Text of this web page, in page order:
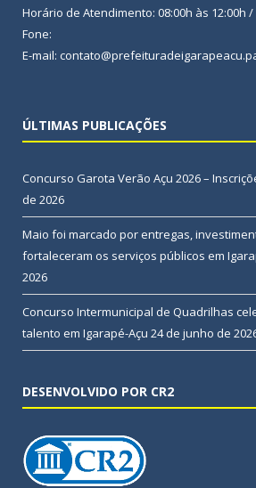
Horário de Atendimento: 08:00h às 12:00h /
Fone:
E-mail:
ÚLTIMAS PUBLICAÇÕES
Concurso Garota Verão Açu 2026 –
de 2026
Maio foi marcado por entregas,
fortaleceram os serviços públicos em
2026
Concurso Intermunicipal de Quadrilhas
talento em Igarapé-Açu 24 de junho de
DESENVOLVIDO POR CR2